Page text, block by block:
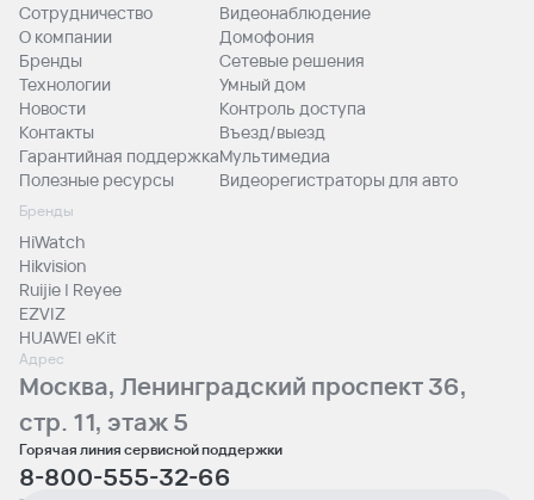
Сотрудничество
О компании
Бренды
Технологии
Новости
Контакты
Гарантийная поддержка
Полезные ресурсы
Видеонаблюдение
Домофония
Сетевые решения
Умный дом
Контроль доступа
Въезд/выезд
Мультимедиа
Видеорегистраторы для авто
Бренды
HiWatch
Hikvision
Ruijie | Reyee
EZVIZ
HUAWEI eKit
Адрес
Москва, Ленинградский проспект 36,
стр. 11, этаж 5
Горячая линия сервисной поддержки
8-800-555-32-66